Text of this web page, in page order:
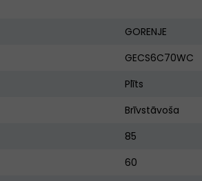
GORENJE
GECS6C70WC
Plīts
Brīvstāvoša
85
60